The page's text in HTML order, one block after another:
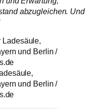
abzugleichen. Und
und Berlin /